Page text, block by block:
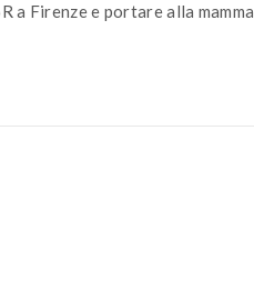
a Firenze e portare alla